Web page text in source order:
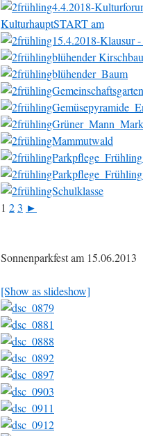
1 23 ►
Sonnenparkfest am 15.06.2013
[Show as slideshow]